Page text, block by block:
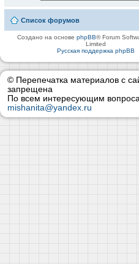
Список форумов
Создано на основеphpBB® Forum
Limited
Русская поддержка phpBB
© Перепечатка материалов с
запрещена
По всем интересующим
mishanita@yandex.ru